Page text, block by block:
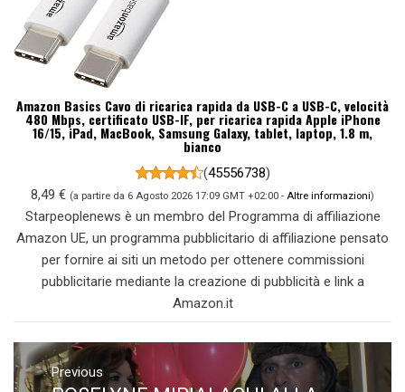
Amazon Basics Cavo di ricarica rapida da USB-C a USB-C, velocità
480 Mbps, certificato USB-IF, per ricarica rapida Apple iPhone
16/15, iPad, MacBook, Samsung Galaxy, tablet, laptop, 1.8 m,
bianco
(45556738)
8,49 € (a partire da 6 Agosto 2026 17:09 GMT +02:00 - Altre informazioni)
Starpeoplenews è un membro del Programma di affiliazione
Amazon UE, un programma pubblicitario di affiliazione pensato
per fornire ai siti un metodo per ottenere commissioni
pubblicitarie mediante la creazione di pubblicità e link a
Amazon.it
Navigazione
articoli
Previous